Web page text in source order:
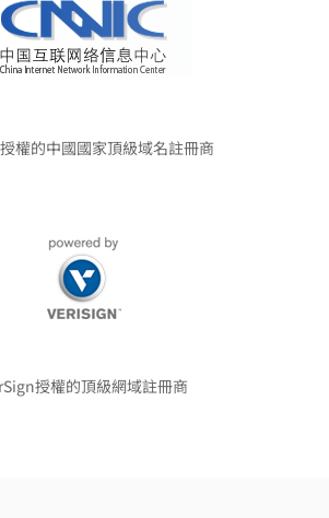
權的中國國家頂級域名註冊商
授權的頂級網域註冊商